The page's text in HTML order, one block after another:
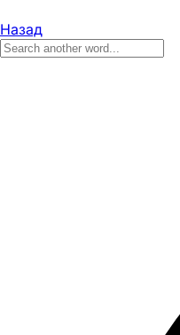
Назад